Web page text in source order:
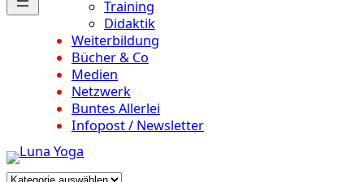
Training
Didaktik
Weiterbildung
Bücher & Co
Medien
Netzwerk
Buntes Allerlei
Infopost / Newsletter
Kategorien